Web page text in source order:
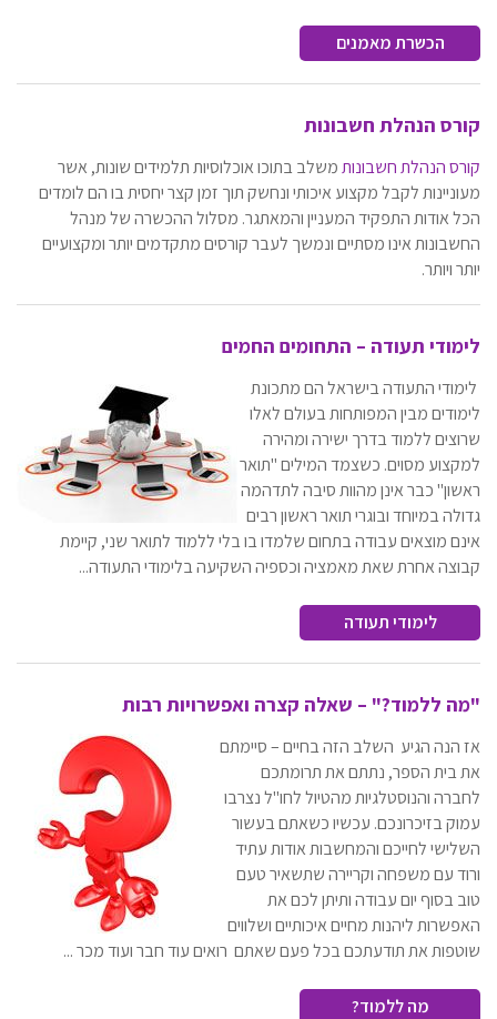
הכשרת מאמנים
קורס הנהלת חשבונות
קורס הנהלת חשבונותמשלב בתוכו אוכלוסיות תלמידים שונות, אשר
מעוניינות לקבל מקצוע איכותי ונחשק תוך זמן קצר יחסית בו הם לומדים
הכל אודות התפקיד המעניין והמאתגר. מסלול ההכשרה של מנהל
החשבונות אינו מסתיים ונמשך לעבר קורסים מתקדמים יותר ומקצועיים
יותר ויותר.
לימודי תעודה – התחומים החמים
לימודי התעודה בישראל הם מתכונת
לימודים מבין המפותחות בעולם לאלו
שרוצים ללמוד בדרך ישירה ומהירה
למקצוע מסוים. כשצמד המילים "תואר
ראשון" כבר אינן מהוות סיבה לתדהמה
גדולה במיוחד ובוגרי תואר ראשון רבים
אינם מוצאים עבודה בתחום שלמדו בו בלי ללמוד לתואר שני, קיימת
קבוצה אחרת שאת מאמציה וכספיה השקיעה בלימודי התעודה...
לימודי תעודה
"מה ללמוד?" – שאלה קצרה ואפשרויות רבות
אז הנה הגיע השלב הזה בחיים – סיימתם
את בית הספר, נתתם את תרומתכם
לחברה והנוסטלגיות מהטיול לחו"ל נצרבו
עמוק בזיכרונכם. עכשיו כשאתם בעשור
השלישי לחייכם והמחשבות אודות עתיד
ורוד עם משפחה וקריירה שתשאיר טעם
טוב בסוף יום עבודה ותיתן לכם את
האפשרות ליהנות מחיים איכותיים ושלווים
שוטפות את תודעתכם בכל פעם שאתם רואים עוד חבר ועוד מכר ...
מה ללמוד?